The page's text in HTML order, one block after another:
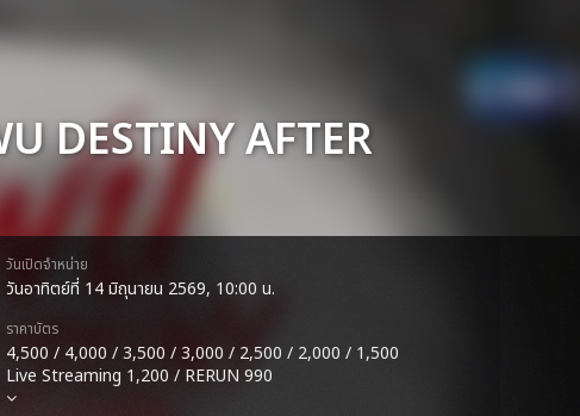
DESTINY AFTER
วันเปิดจำหน่าย
วันอาทิตย์ที่ 14 มิถุนายน 2569, 10:00 น.
ราคาบัตร
4,500 / 4,000 / 3,500 / 3,000 / 2,500 / 2,000 / 1,500
Live Streaming 1,200 / RERUN 990